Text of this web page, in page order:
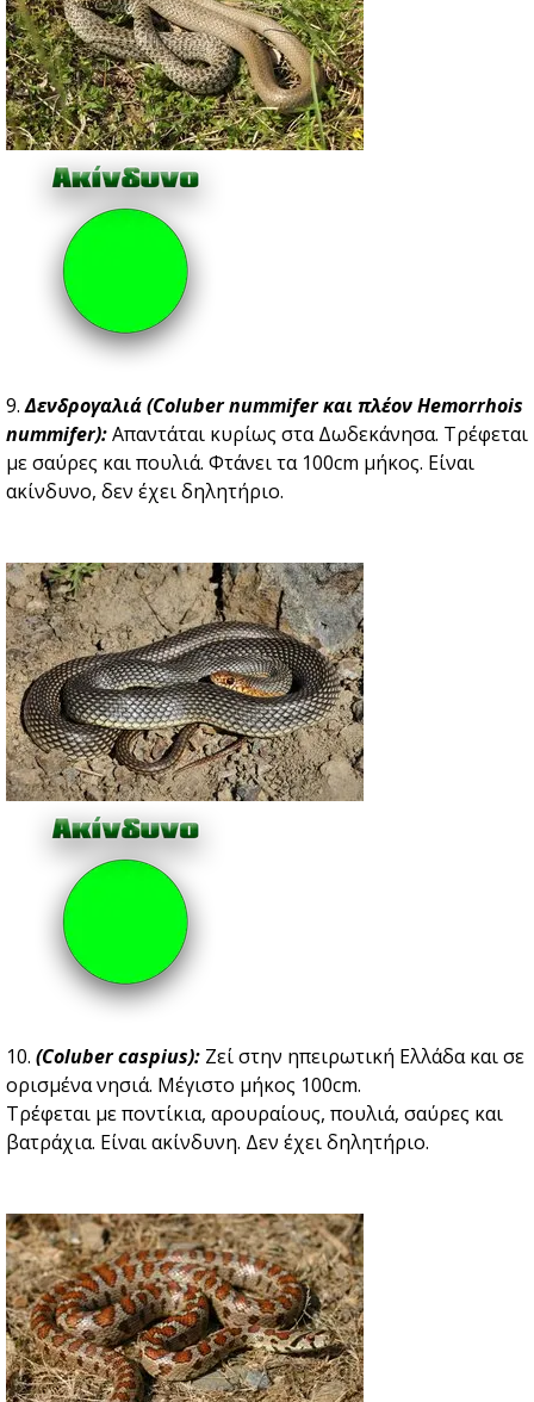
9.Δενδρογαλιά (Coluber nummifer και πλέον Hemorrhois
nummifer):Aπαντάται κυρίως στα Δωδεκάνησα. Τρέφεται
με σαύρες και πουλιά. Φτάνει τα 100cm μήκος. Είναι
ακίνδυνο, δεν έχει δηλητήριο.
10. (Coluber caspius): Zεί στην ηπειρωτική Ελλάδα και σε
ορισμένα νησιά. Μέγιστο μήκος 100cm.
Τρέφεται με ποντίκια, αρουραίους, πουλιά, σαύρες και
βατράχια. Είναι ακίνδυνη. Δεν έχει δηλητήριο.